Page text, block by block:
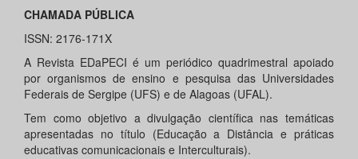
CHAMADA PÚBLICA
ISSN: 2176-171X
A Revista EDaPECI é um periódico quadrimestral apoiado
por organismos de ensino e pesquisa das Universidades
Federais de Sergipe (UFS) e de Alagoas (UFAL).
Tem como objetivo a divulgação científica nas temáticas
apresentadas no título (Educação a Distância e práticas
educativas comunicacionais e Interculturais).